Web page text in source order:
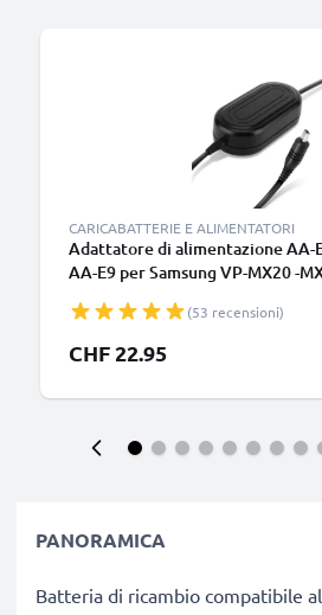
CARICABATTERIE E ALIMENTATORI
Adattatore di alimentazione AA-
AA-E9 per Samsung VP-MX20 -
DX103 -D353 VP-DC171 -DC161
finta dummy, DC coupler per
continua
(53 recensioni)
CHF 22.95
PANORAMICA
Batteria di ricambio compatibile